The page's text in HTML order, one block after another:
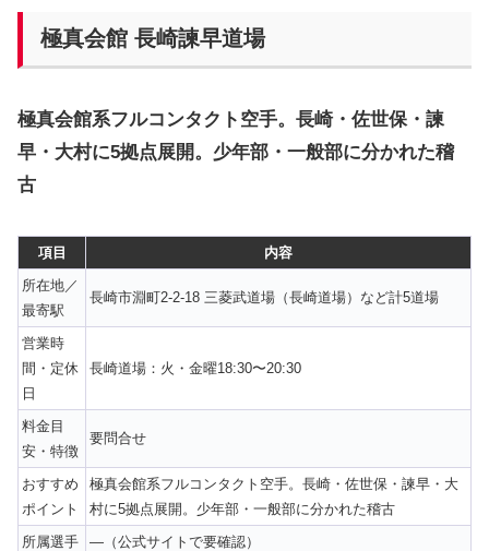
極真会館 長崎諫早道場
極真会館系フルコンタクト空手。長崎・佐世保・諫
早・大村に5拠点展開。少年部・一般部に分かれた稽
古
項目
内容
所在地／
最寄駅
長崎市淵町2-2-18 三菱武道場（長崎道場）など計5道場
営業時
間・定休
日
長崎道場：火・金曜18:30〜20:30
料金目
安・特徴
要問合せ
おすすめ
ポイント
極真会館系フルコンタクト空手。長崎・佐世保・諫早・大
村に5拠点展開。少年部・一般部に分かれた稽古
所属選手
—（公式サイトで要確認）